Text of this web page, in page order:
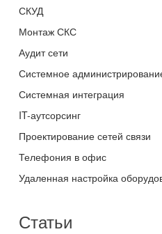
СКУД
Монтаж СКС
Аудит сети
Системное
Системная интеграция
IT-аутсорсинг
Проектирование сетей связи
Телефония в офис
Удаленная настройка
Статьи